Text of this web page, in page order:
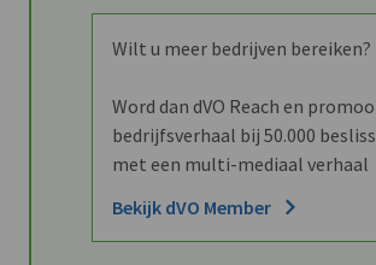
Wilt u meer bedrijven bereiken?
Word dan dVO Reach en
bedrijfsverhaal bij 50.000
met een multi-mediaal verhaal
Bekijk dVO Member